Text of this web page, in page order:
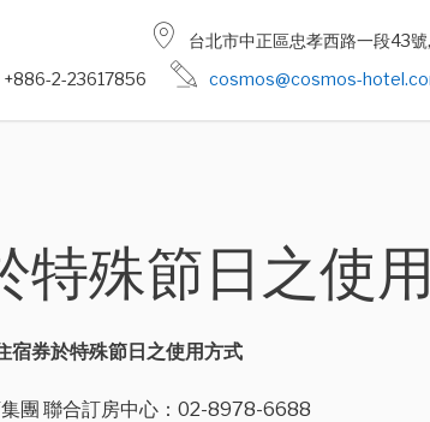
台北市中正區忠孝西路一段43號
+886-2-23617856
cosmos@cosmos-
特殊節日之使
宿券於特殊節日之使用方式
團 聯合訂房中心：02-8978-6688